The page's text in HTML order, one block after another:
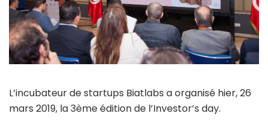
L’incubateur de startups Biatlabs a organisé hier, 26
mars 2019, la 3ème édition de l’Investor’s day.